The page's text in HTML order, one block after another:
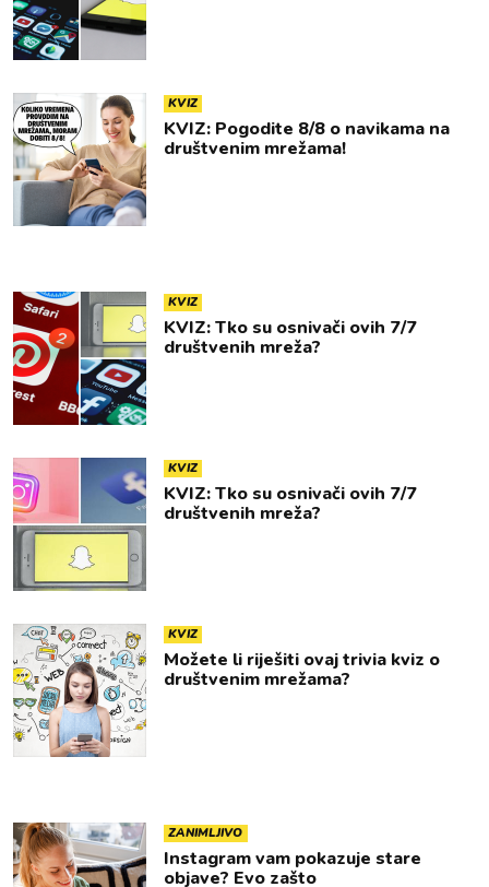
KVIZ
KVIZ: Pogodite 8/8 o navikama na
društvenim mrežama!
KVIZ
KVIZ: Tko su osnivači ovih 7/7
društvenih mreža?
KVIZ
KVIZ: Tko su osnivači ovih 7/7
društvenih mreža?
KVIZ
Možete li riješiti ovaj trivia kviz o
društvenim mrežama?
ZANIMLJIVO
Instagram vam pokazuje stare
objave? Evo zašto